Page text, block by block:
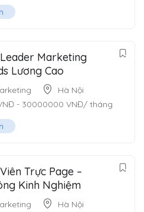
Marketing
Lương Cao
Hà Nội
- 30000000 VNĐ/ tháng
Trực Page –
Kinh Nghiệm
Hà Nội